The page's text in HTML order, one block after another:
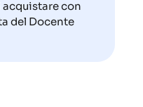
acquistare con
del Docente